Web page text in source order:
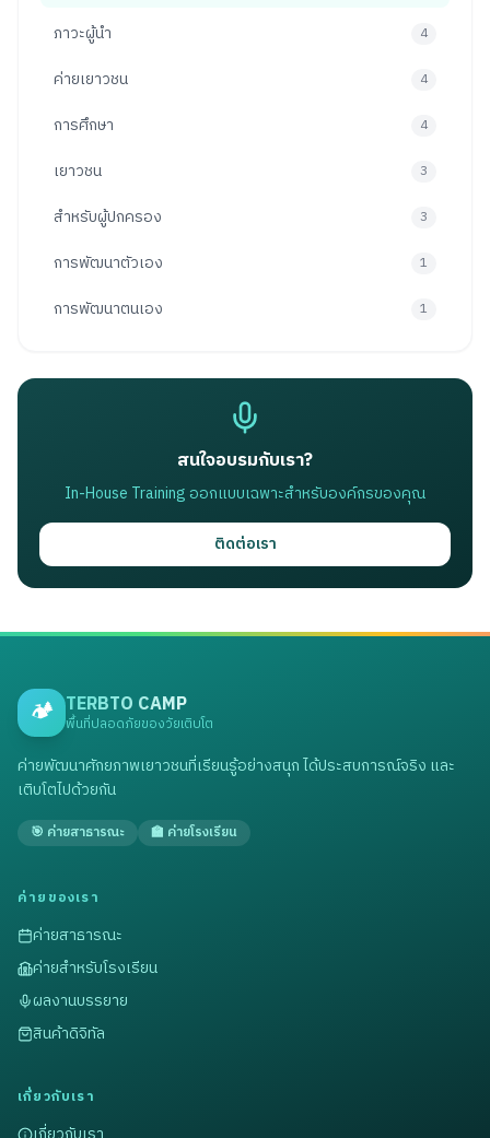
ภาวะผู้นำ 4
ค่ายเยาวชน 4
การศึกษา 4
เยาวชน 3
สำหรับผู้ปกครอง 3
การพัฒนาตัวเอง 1
การพัฒนาตนเอง 1
สนใจอบรมกับเรา?
In-House Training ออกแบบเฉพาะสำหรับองค์กรของคุณ
ติดต่อเรา
🏕️ TERBTO CAMP
พื้นที่ปลอดภัยของวัยเติบโต
ค่ายพัฒนาศักยภาพเยาวชนที่เรียนรู้อย่างสนุก ได้ประสบการณ์จริง และ
เติบโตไปด้วยกัน
🎯 ค่ายสาธารณะ 🏫 ค่ายโรงเรียน
ค่ายของเรา
ค่ายสาธารณะ
ค่ายสำหรับโรงเรียน
ผลงานบรรยาย
สินค้าดิจิทัล
เกี่ยวกับเรา